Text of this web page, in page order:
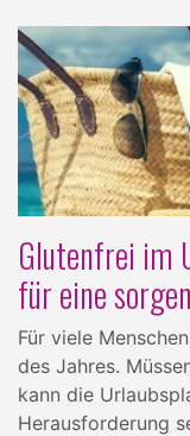
Glutenfrei im
für eine
Für viele
des Jahres.
kann die
Herausforderung